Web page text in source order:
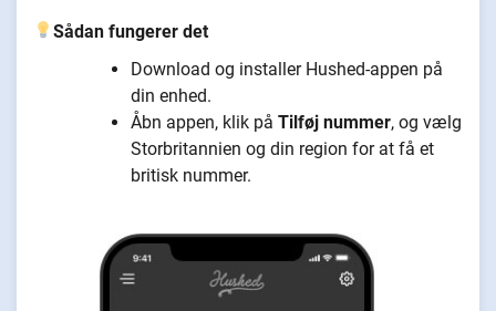
Sådan fungerer det
Download og installer Hushed-appen på
din enhed.
Åbn appen, klik på Tilføj nummer, og vælg
Storbritannien og din region for at få et
britisk nummer.